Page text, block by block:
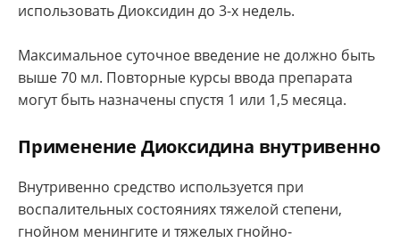
использовать Диоксидин до 3-х недель.
Максимальное суточное введение не должно быть
выше 70 мл. Повторные курсы ввода препарата
могут быть назначены спустя 1 или 1,5 месяца.
Применение Диоксидина внутривенно
Внутривенно средство используется при
воспалительных состояниях тяжелой степени,
гнойном менингите и тяжелых гнойно-